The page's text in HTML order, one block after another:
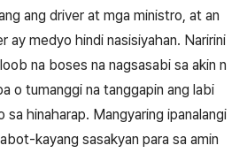
ang driver at mga ministro, at an
ay medyo hindi nasisiyahan. Naririni
na boses na nagsasabi sa akin n
o tumanggi na tanggapin ang labi
sa hinaharap. Mangyaring ipanalangi
kayang sasakyan para sa amin